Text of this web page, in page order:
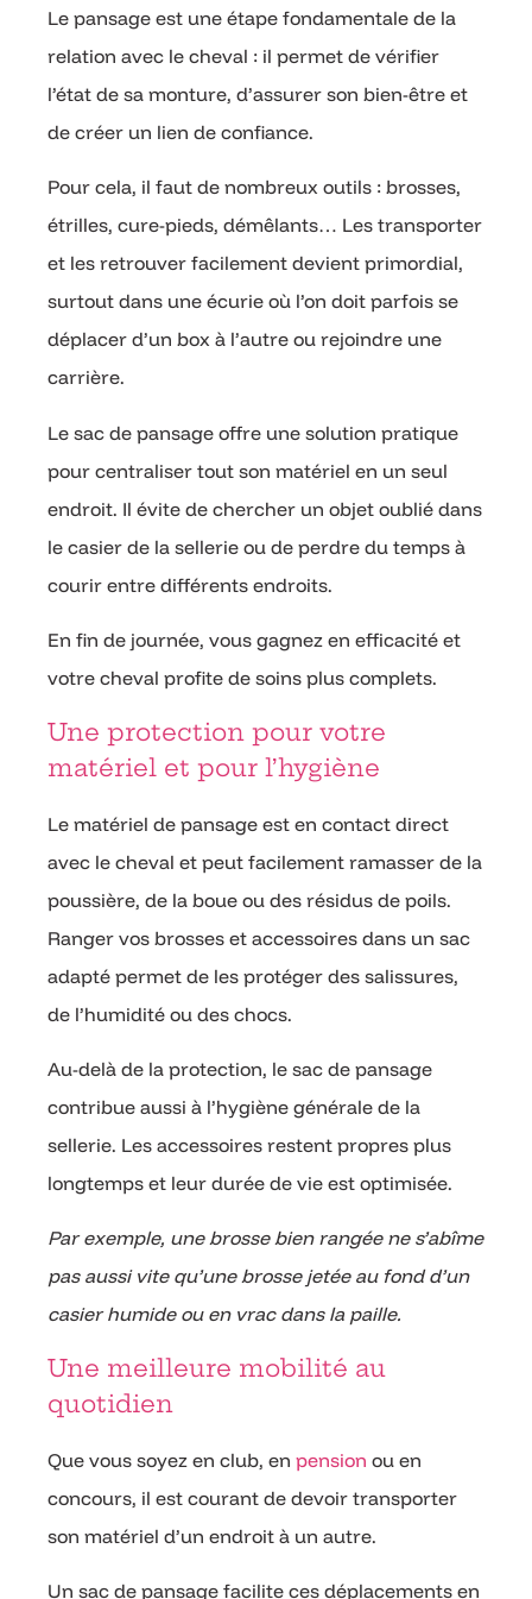
Le pansage est une étape fondamentale de la
relation avec le cheval : il permet de vérifier
l’état de sa monture, d’assurer son bien-être et
de créer un lien de confiance.
Pour cela, il faut de nombreux outils : brosses,
étrilles, cure-pieds, démêlants… Les transporter
et les retrouver facilement devient primordial,
surtout dans une écurie où l’on doit parfois se
déplacer d’un box à l’autre ou rejoindre une
carrière.
Le sac de pansage offre une solution pratique
pour centraliser tout son matériel en un seul
endroit. Il évite de chercher un objet oublié dans
le casier de la sellerie ou de perdre du temps à
courir entre différents endroits.
En fin de journée, vous gagnez en efficacité et
votre cheval profite de soins plus complets.
Une protection pour votre
matériel et pour l’hygiène
Le matériel de pansage est en contact direct
avec le cheval et peut facilement ramasser de la
poussière, de la boue ou des résidus de poils.
Ranger vos brosses et accessoires dans un sac
adapté permet de les protéger des salissures,
de l’humidité ou des chocs.
Au-delà de la protection, le sac de pansage
contribue aussi à l’hygiène générale de la
sellerie. Les accessoires restent propres plus
longtemps et leur durée de vie est optimisée.
Par exemple, une brosse bien rangée ne s’abîme
pas aussi vite qu’une brosse jetée au fond d’un
casier humide ou en vrac dans la paille.
Une meilleure mobilité au
quotidien
Que vous soyez en club, en pension ou en
concours, il est courant de devoir transporter
son matériel d’un endroit à un autre.
Un sac de pansage facilite ces déplacements en